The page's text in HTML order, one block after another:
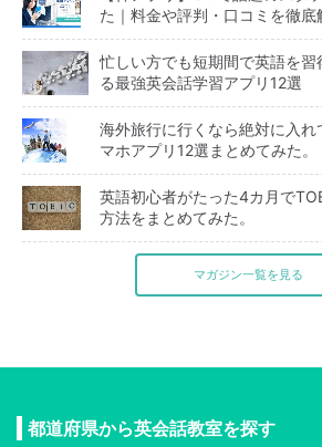
た｜料金や評判・口コミを徹底
忙しい方でも短期間で英語を
る最強英会話学習アプリ12選
海外旅行に行くなら絶対に入れ
マホアプリ12選まとめてみた。
英語初心者がたった4カ月で
方法をまとめてみた。
マガジン一覧を見る
都道府県から英会話教室を探す